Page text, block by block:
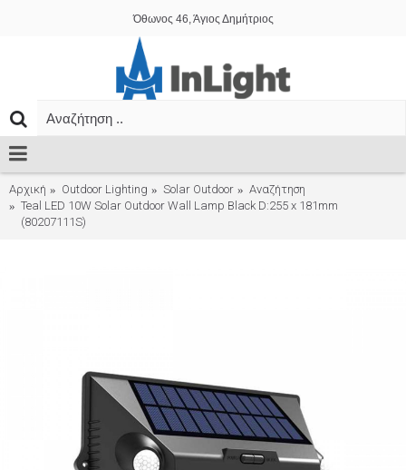
Όθωνος 46, Άγιος Δημήτριος
Αρχική Outdoor Lighting Solar Outdoor
Αναζήτηση
Teal LED 10W Solar Outdoor Wall Lamp Black D:255 x 181mm
(80207111S)